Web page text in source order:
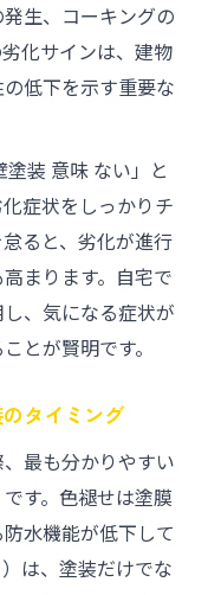
生、コーキングの
化サインは、建物
低下を示す重要な
装 意味 ない」と
症状をしっかりチ
ると、劣化が進行
まります。自宅で
、気になる症状が
とが賢明です。
タイミング
最も分かりやすい
す。色褪せは塗膜
水機能が低下して
は、塗装だけでな